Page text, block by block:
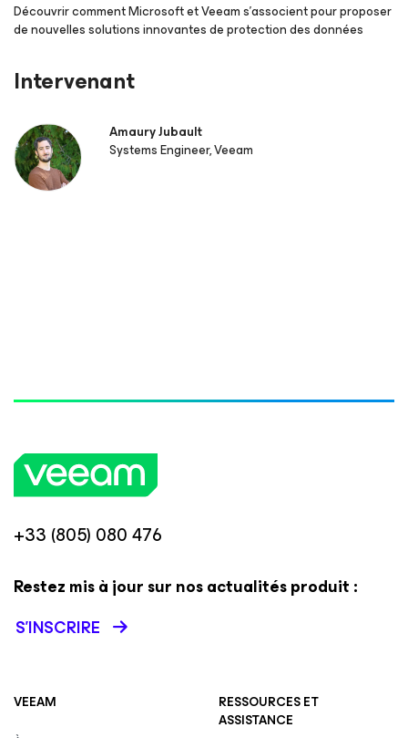
Découvrir comment Microsoft et Veeam s’associent pour proposer
de nouvelles solutions innovantes de protection des données
Intervenant
Amaury Jubault
Systems Engineer, Veeam
+33 (805) 080 476
Restez mis à jour sur nos actualités produit :
S’INSCRIRE
VEEAM
RESSOURCES ET
ASSISTANCE